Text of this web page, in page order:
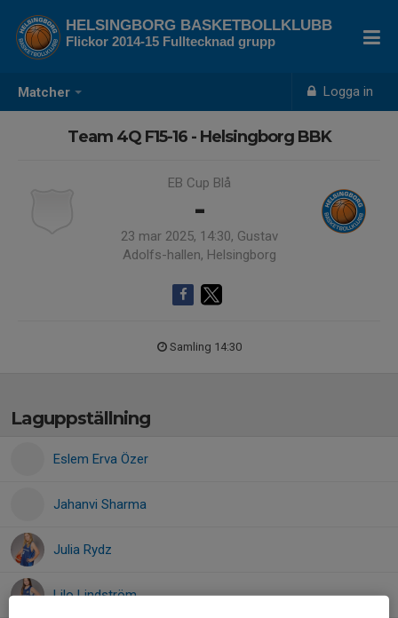
Matcher Logga in
HELSINGBORG BASKETBOLLKLUBB
Flickor 2014-15 Fulltecknad grupp
Team 4Q F15-16 - Helsingborg BBK
EB Cup Blå
-
23 mar 2025, 14:30, Gustav
Adolfs-hallen, Helsingborg
Samling 14:30
Laguppställning
Eslem Erva Özer
Jahanvi Sharma
Julia Rydz
Lilo Lindström